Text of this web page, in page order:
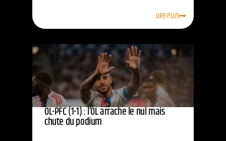
LIRE PLUS
OL-PFC (1-1) : l’OL arrache le nul mais
chute du podium